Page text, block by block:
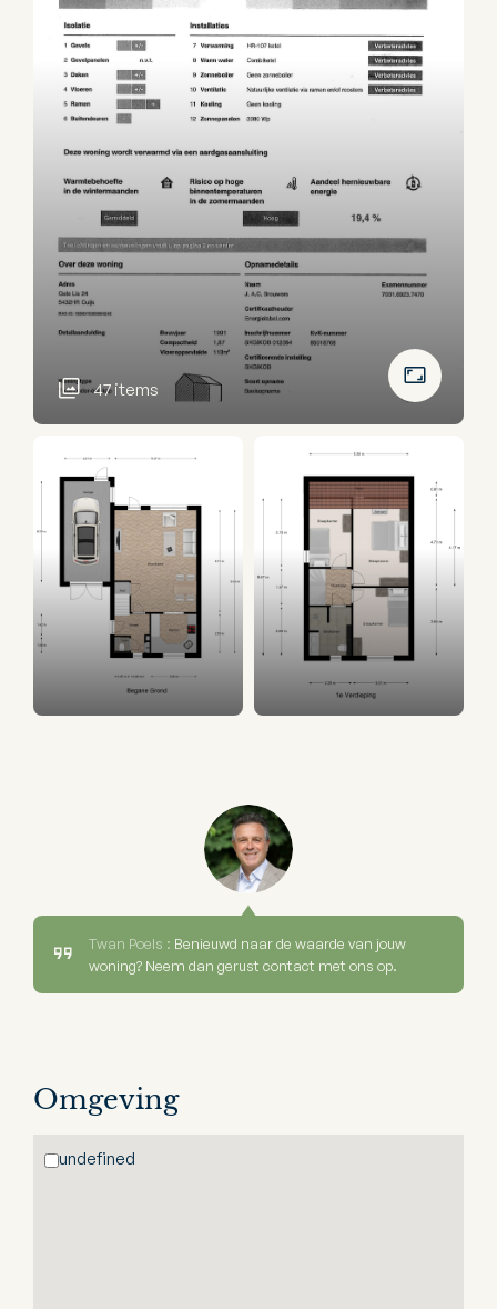
47 items
Twan Poels : Benieuwd naar de waarde van jouw
woning? Neem dan gerust contact met ons op.
Omgeving
undefined